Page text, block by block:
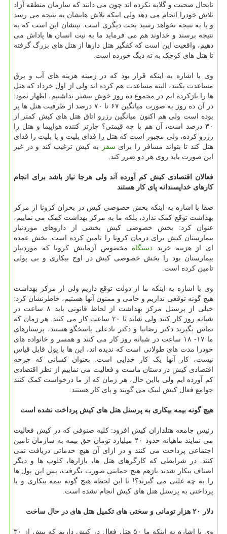
تابحال صحبت و گلایه نکرده اند چون می دانند که سازمان منطقه آزاد
تلاش خودرا انجام می دهد ولی اینکه تلاش هایشان به نتیجه می رسد
و یا به نتیجه نخواهد رسید بحث دیگری است. نیتشان این است که به
نتیجه برسند و خداوند هم می فرماید ما به نیت انسان ها پاداش می
دهیم، واقعیت این است که کفگیر هتل دارها از هتل های بزرگ گرفته
تا هتل های کوچک به ته دیگ خورده است.
وی با اشاره به اینکه قرار بود که در زمینه هزینه های آب و برق
مساعدت بکنند، البته مساعدت هم کرده اند ولی از اول خرداد که هتل
ها را بازکرده ایم در مجموع ده روز خوش بیشتر نداشتیم، اظهار نمود:
در آن ده روز به صورت میانگین ۶۷ تا ۷۰ درصد از ظرفیت هتل ها پر
بوده است ولی هم اکنون میانگین رزرو اتاق هتل های کیش کمتر از
۳۰ درصد است، آن هم با چه قیمتی؟ چارتر کننده هواپیما و هتل را
رزرو کرده، ولی مجبور است که هتل را فدای بلیت و یا بلیت را فدای
هتل کند تا بتواند مسافر را برای سفر
به کیش ترغیب کند و در غیر
این صورت باید روی هر دو ضرر کند.
فعالان اقتصادی کیش کم آورده آند ولی هرجا نیاز باشد برای انجام
کارهای خداپسندانه پای کار هستند
صفا با اشاره به اینکه بخش خصوصی کیش در بحران کرونا از مرکز
بهداشت توقع کمک ندارد، بلکه ما به مرکز بهداشت کمک می نماییم،
عنوان کرد: بخش خصوصی کیش بخشی از داروهای موردنیاز
بیمارستان کیش برای درمان کرونا را تامین کرده است. بخش عمده
ای از هزینه خرید دستگاه مخصوص آزمایش کرونا که موردنیاز
بیمارستان بود را بخش خصوصی کیش در اوج بیکاری و بی پولی
تامین کرده است.
وی با اشاره به اینکه ما از دولت توقع داریم ولی از مرکز بهداشت
هیچ گونه توقعی نداریم و حامی و ممنون آنها هستیم، خاطرنشان کرد:
خیلی از پرسنل مرکز بهداشت از لحاظ قانونی باید ۸ ساعت در
شبانه روز کار کنند ولی شاید تا ۲۰ ساعت کار می کنند. هر زمان که
تماس بگیرید دکتر رضانیا و دکتر نادعلی پاسخگو هستند، پرستارهای
ما ۱۷- ۱۸ ساعت در شبانه روز کار می کنند و همسر و خانواده های
خودرا مدت های طولانی است که ندیده اند، این ها با پول قابل قیاس
نیست، کار آنها یک کار خدایی است. بعنوان کسانی که چرخه
اقتصادی کیش در دستان ماست و فعالیت می نماییم از نظر اقتصادی
کم آورده ایم ولی بااین حال، هر زمان که از ما درخواست کمک کنند
جوامع فعال کیش لبیک می گویند و پای کار هستند.
هیچ گونه بیمه بیکاری به پرسنل هتل های کیش پرداخت نشده است
رئیس جامعه هتلداران کیش افزود: کلیه صنوفی که در کیش فعالیت
می نمایند ماهیانه حدود ۴۰ میلیارد تومان حق بیمه به سازمان تامین
اجتماعی پرداخت می کنند و در ازای آن هیچ خدماتی دریافت نمی
کنند. در شرایطی که کارگرهای هتل ها، بازارها، کلوپ ها و دیگر
اصناف بیکار شدند بازهم هیچ حمایتی صورت نگرفت، پس این پول ها
را به چه علتی می گیرند؟! تا این لحظه هیچ گونه بیمه بیکاری و یا
پرداختی به پرسنل هتل های کیش انجام نشده است.
دلار ۲۰ هزار تومانی و سختی های تکمیل هتل های در حال ساخت
وی با اشاره به اینکه ما ۵۰ هتل فعال در کیش داریم که بیش از ۳۰